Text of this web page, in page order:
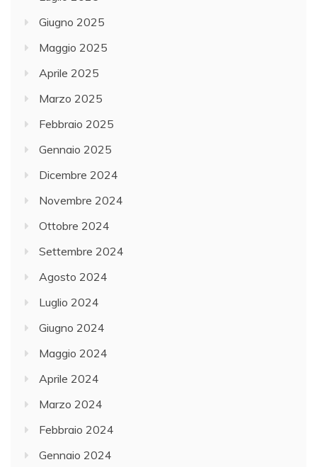
Giugno 2025
Maggio 2025
Aprile 2025
Marzo 2025
Febbraio 2025
Gennaio 2025
Dicembre 2024
Novembre 2024
Ottobre 2024
Settembre 2024
Agosto 2024
Luglio 2024
Giugno 2024
Maggio 2024
Aprile 2024
Marzo 2024
Febbraio 2024
Gennaio 2024